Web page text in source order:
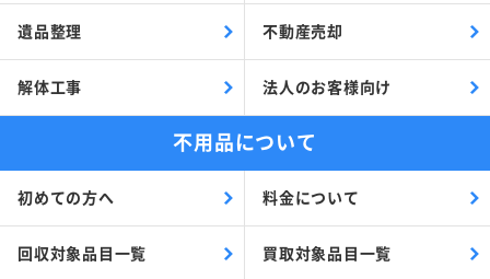
遺品整理 不動産売却
解体工事 法人のお客様向け
不用品について
初めての方へ 料金について
回収対象品目一覧 買取対象品目一覧